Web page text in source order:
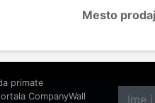
Mesto
primate
CompanyWall